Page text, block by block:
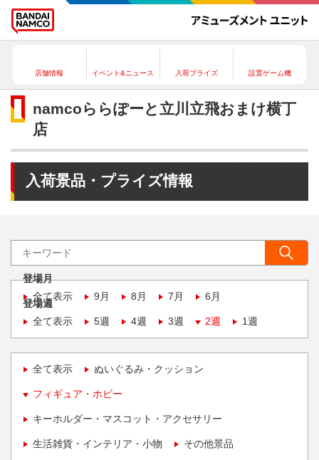
店舗情報 イベント&ニュース 入荷プライズ 設置ゲーム機
namcoららぽーと立川立飛おまけ横丁
店
入荷景品・プライズ情報
登場月
全て表示
9月 8月 7月 6月
登場週
全て表示
5週 4週 3週 2週 1週
全て表示 ぬいぐるみ・クッション
フィギュア・ホビー
キーホルダー・マスコット・アクセサリー
生活雑貨・インテリア・小物 その他景品